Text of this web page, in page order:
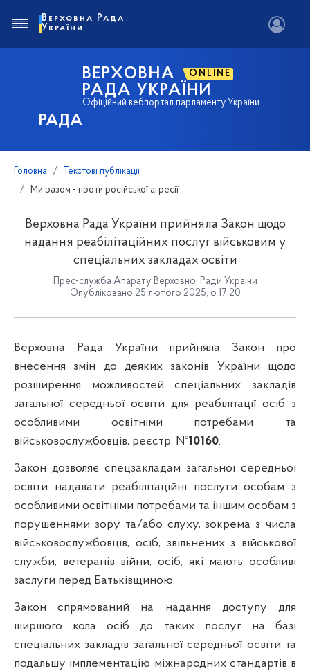
РАДА
ВЕРХОВНА ONLINE
РАДА УКРАЇНИ
Офіційний вебпортал парламенту України
Верховна Рада
України
Головна
Текстові публікації
Ми разом - проти російської агресії
Верховна Рада України прийняла Закон щодо
надання реабілітаційних послуг військовим у
спеціальних закладах освіти
Прес-служба Апарату Верховної Ради України
Опубліковано 25 лютого 2025, о 17:20
Верховна Рада України прийняла Закон про
внесення змін до деяких законів України щодо
розширення можливостей спеціальних закладів
загальної середньої освіти для реабілітації осіб з
особливими освітніми потребами та
військовослужбовців, реєстр. №10160.
Закон дозволяє спецзакладам загальної середньої
освіти надавати реабілітаційні послуги особам з
особливими освітніми потребами та іншим особам з
порушеннями зору та/або слуху, зокрема з числа
військовослужбовців, осіб, звільнених з військової
служби, ветеранів війни, осіб, які мають особливі
заслуги перед Батьківщиною.
Закон спрямований на надання доступу для
ширшого кола осіб до таких послуг на базі
спеціальних закладів загальної середньої освіти та
подальшу імплементацію міжнародних стандартів в